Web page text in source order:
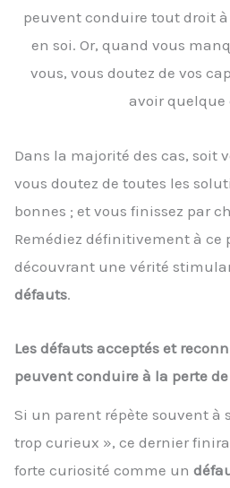
peuvent conduire tout droit
en soi. Or, quand vous
vous, vous doutez de vos
avoir quelque
Dans la majorité des cas, soit
vous doutez de toutes les
bonnes ; et vous finissez par
Remédiez définitivement à ce
découvrant une vérité
défauts.
Les défauts acceptés et
peuvent conduire à la perte
Si un parent répète souvent à
trop curieux », ce dernier
forte curiosité comme un